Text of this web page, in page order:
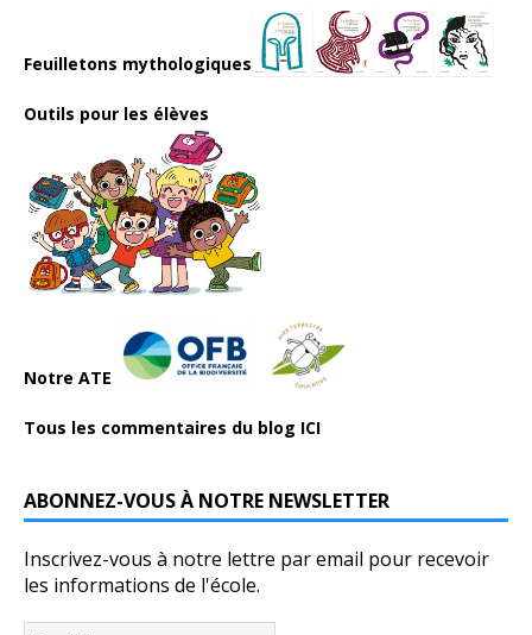
Feuilletons mythologiques
Outils pour les élèves
Notre ATE
Tous les commentaires du blog ICI
ABONNEZ-VOUS À NOTRE NEWSLETTER
Inscrivez-vous à notre lettre par email pour recevoir
les informations de l'école.